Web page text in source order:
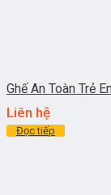
Ghế An Toàn Trẻ
Liên hệ
Đọc tiếp